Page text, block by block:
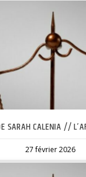
SARAH CALENIA //
27 février 2026